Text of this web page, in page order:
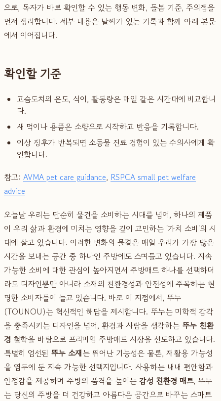
으로, 독자가 바로 확인할 수 있는 행동 변화, 돌봄 기준, 주의점을
먼저 정리합니다. 세부 내용은 날짜가 있는 기록과 함께 아래 본문
에서 이어집니다.
확인할 기준
고슴도치의 온도, 식이, 활동량은 매일 같은 시간대에 비교합니
다.
새 먹이나 용품은 소량으로 시작하고 반응을 기록합니다.
이상 징후가 반복되면 소동물 진료 경험이 있는 수의사에게 확
인합니다.
참고: AVMA pet care guidance, RSPCA small pet welfare
advice
오늘날 우리는 단순히 물건을 소비하는 시대를 넘어, 하나의 제품
이 우리 삶과 환경에 미치는 영향을 깊이 고민하는 '가치 소비'의 시
대에 살고 있습니다. 이러한 변화의 물결은 매일 우리가 가장 많은
시간을 보내는 공간 중 하나인 주방에도 스며들고 있습니다. 지속
가능한 소비에 대한 관심이 높아지면서 주방매트 하나를 선택하더
라도 디자인뿐만 아니라 소재의 친환경성과 안전성에 주목하는 현
명한 소비자들이 늘고 있습니다. 바로 이 지점에서, 뚜누
(TOUNOU)는 혁신적인 해답을 제시합니다. 뚜누는 미학적 감각
을 충족시키는 디자인을 넘어, 환경과 사람을 생각하는 뚜누 친환
경 철학을 바탕으로 프리미엄 주방매트 시장을 선도하고 있습니다.
특별히 엄선된 뚜누 소재는 뛰어난 기능성은 물론, 재활용 가능성
을 염두에 둔 지속 가능한 선택지입니다. 사용하는 내내 편안함과
안정감을 제공하며 주방의 품격을 높이는 감성 친환경 매트, 뚜누
는 당신의 주방을 더 건강하고 아름다운 공간으로 바꾸는 스마트